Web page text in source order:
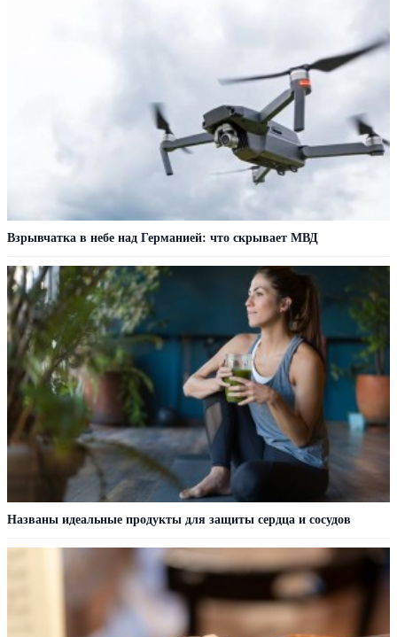
Взрывчатка в небе над Германией: что скрывает МВД
Названы идеальные продукты для защиты сердца и сосудов